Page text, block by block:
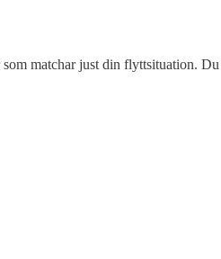
matchar just din flyttsituation.